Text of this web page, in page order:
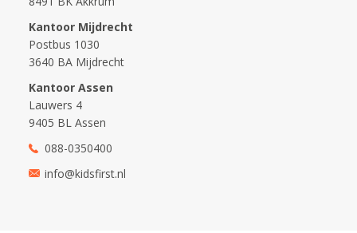
Kantoor Mijdrecht
Postbus 1030
3640 BA Mijdrecht
Kantoor Assen
Lauwers 4
9405 BL Assen
088-0350400
info@kidsfirst.nl